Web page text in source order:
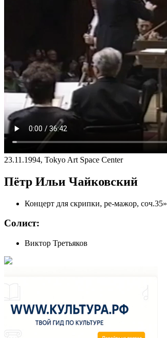
23.11.1994, Tokyo Art Space Center
Пётр Ильи Чайковский
Концерт для скрипки, ре-мажор, соч.35»
Cолист:
Виктор Третьяков